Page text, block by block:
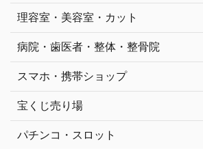
理容室・美容室・カット
病院・歯医者・整体・整骨院
スマホ・携帯ショップ
宝くじ売り場
パチンコ・スロット